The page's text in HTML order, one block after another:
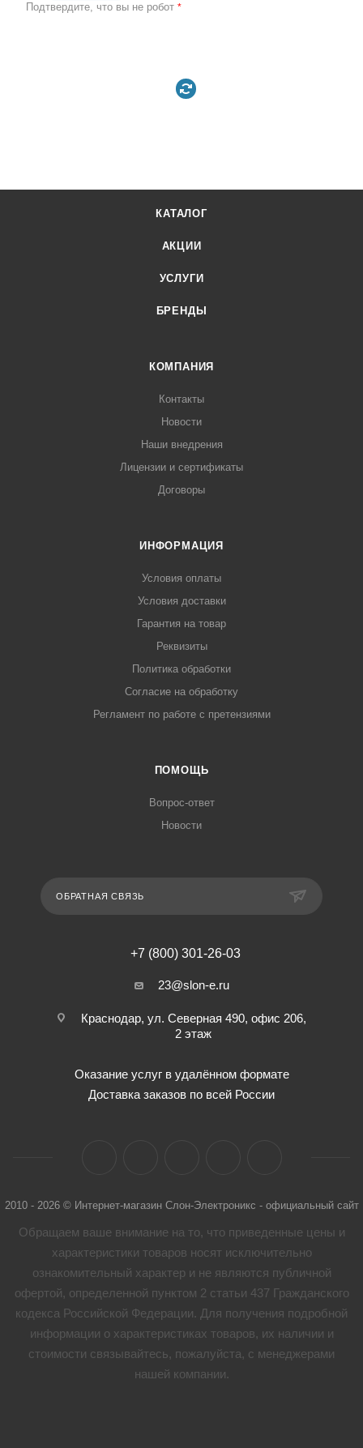
Подтвердите, что вы не робот *
КАТАЛОГ
АКЦИИ
УСЛУГИ
БРЕНДЫ
КОМПАНИЯ
Контакты
Новости
Наши внедрения
Лицензии и сертификаты
Договоры
ИНФОРМАЦИЯ
Условия оплаты
Условия доставки
Гарантия на товар
Реквизиты
Политика обработки
Согласие на обработку
Регламент по работе с претензиями
ПОМОЩЬ
Вопрос-ответ
Новости
ОБРАТНАЯ СВЯЗЬ
+7 (800) 301-26-03
23@slon-e.ru
Краснодар, ул. Северная 490, офис 206,
2 этаж
Оказание услуг в удалённом формате
Доставка заказов по всей России
2010 - 2026 © Интернет-магазин Слон-Электроникс - официальный сайт
Обращаем ваше внимание на то, что приведенные цены и
характеристики товaров носят исключительно
ознакомительный характер и не являются публичной
офертой, определенной пунктом 2 статьи 437 Гражданского
кодекса Российской Федерации. Для получения подробной
информации о характеристиках товaров, их наличии и
стоимости связывайтесь, пожалуйста, с менеджерами
нашей компании.